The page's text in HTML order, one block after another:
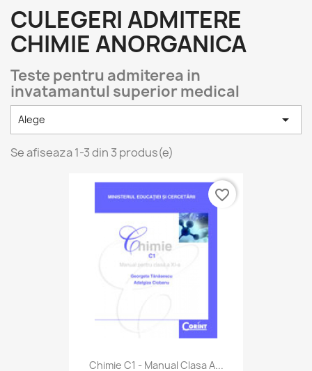
CULEGERI ADMITERE
CHIMIE ANORGANICA
Teste pentru admiterea in
invatamantul superior medical
Alege 
Se afiseaza 1-3 din 3 produs(e)
Chimie C1 - Manual Clasa A...
favorite_border